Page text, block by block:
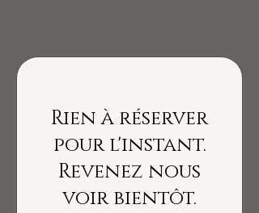
Rien à réserver
pour l'instant.
Revenez nous
voir bientôt.